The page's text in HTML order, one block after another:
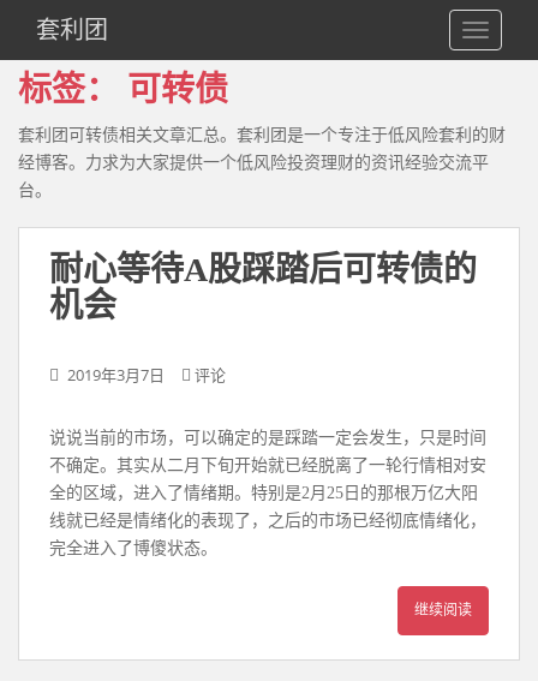
i
套利团
标签： 可转债
套利团可转债相关文章汇总。套利团是一个专注于低风险套利的财
经博客。力求为大家提供一个低风险投资理财的资讯经验交流平
台。
耐心等待A股踩踏后可转债的
机会
2019年3月7日 评论
说说当前的市场，可以确定的是踩踏一定会发生，只是时间
不确定。其实从二月下旬开始就已经脱离了一轮行情相对安
全的区域，进入了情绪期。特别是2月25日的那根万亿大阳
线就已经是情绪化的表现了，之后的市场已经彻底情绪化，
完全进入了博傻状态。
继续阅读